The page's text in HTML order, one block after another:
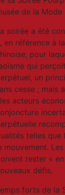
de la Mode
soirée a été
en référence à
pour
qui
un
cesse ; mais
acteurs
telles que
mouvement.
rester «
défis.
forts de la